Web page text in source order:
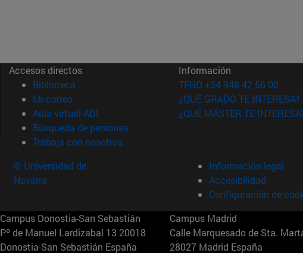
Accesos directos
Biblioteca (abre en nueva ventana)
Mi correo(abre en nueva ventana)
Aula virtual ADI (abre en nueva ventana)
Búsqueda de personas(abre en nueva ventana)
Trabaja con nosotros(abre en nueva ventana)
Información
TFNO +34 948 42 56 00
¿QUÉ GRADO TE INTERESA?
¿QUÉ MÁSTER TE
© Universidad de
Navarra
Información legal
Accesibilidad
Configuración de
Campus Donostia-San Sebastián
Pº de Manuel Lardizabal 13 20018
Donostia-San Sebastián España
Campus Madrid
Calle Marquesado de Sta.
28027 Madrid España